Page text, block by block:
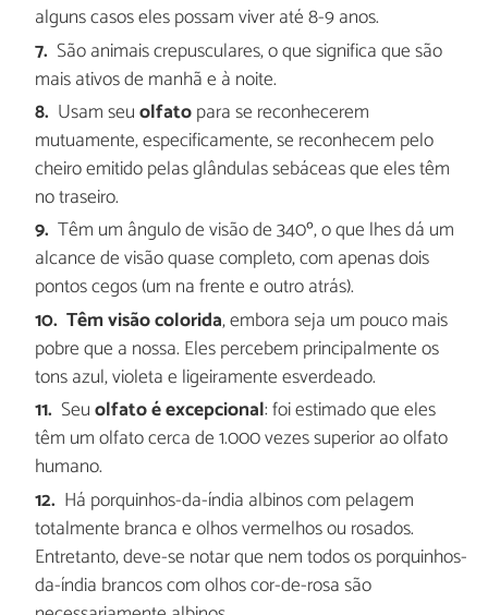
alguns casos eles possam viver até 8-9 anos.
São animais crepusculares, o que significa que são
mais ativos de manhã e à noite.
Usam seuolfatopara se reconhecerem
mutuamente, especificamente, se reconhecem pelo
cheiro emitido pelas glândulas sebáceas que eles têm
no traseiro.
Têm um ângulo de visão de 340º, o que lhes dá um
alcance de visão quase completo, com apenas dois
pontos cegos (um na frente e outro atrás).
Têm visão colorida, embora seja um pouco mais
pobre que a nossa. Eles percebem principalmente os
tons azul, violeta e ligeiramente esverdeado.
Seuolfato é excepcional: foi estimado que eles
têm um olfato cerca de 1.000 vezes superior ao olfato
humano.
Há porquinhos-da-índia albinos com pelagem
totalmente branca e olhos vermelhos ou rosados.
Entretanto, deve-se notar que nem todos os porquinhos-
da-índia brancos com olhos cor-de-rosa são